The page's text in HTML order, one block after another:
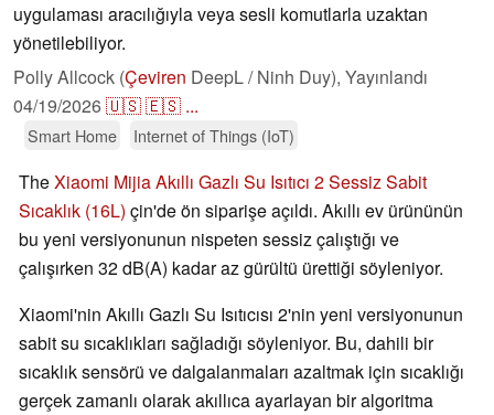
uygulaması aracılığıyla veya sesli komutlarla uzaktan
yönetilebiliyor.
Polly Allcock (Çeviren DeepL / Ninh Duy), Yayınlandı
04/19/2026🇺🇸🇪🇸 ...
Smart Home Internet of Things (IoT)
TheXiaomi Mijia Akıllı Gazlı Su Isıtıcı 2 Sessiz Sabit
Sıcaklık (16L) çin'de ön siparişe açıldı. Akıllı ev ürününün
bu yeni versiyonunun nispeten sessiz çalıştığı ve
çalışırken 32 dB(A) kadar az gürültü ürettiği söyleniyor.
Xiaomi'nin Akıllı Gazlı Su Isıtıcısı 2'nin yeni versiyonunun
sabit su sıcaklıkları sağladığı söyleniyor. Bu, dahili bir
sıcaklık sensörü ve dalgalanmaları azaltmak için sıcaklığı
gerçek zamanlı olarak akıllıca ayarlayan bir algoritma